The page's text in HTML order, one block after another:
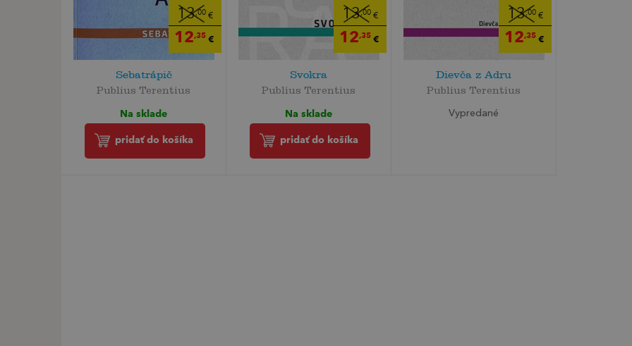
13,00 €
12,35 €
Sebatrápič
Publius Terentius
Na sklade
pridať do košíka
13,00 €
12,35 €
Svokra
Publius Terentius
Na sklade
pridať do košíka
13,00 €
12,35 €
Dievča z Adru
Publius Terentius
Vypredané